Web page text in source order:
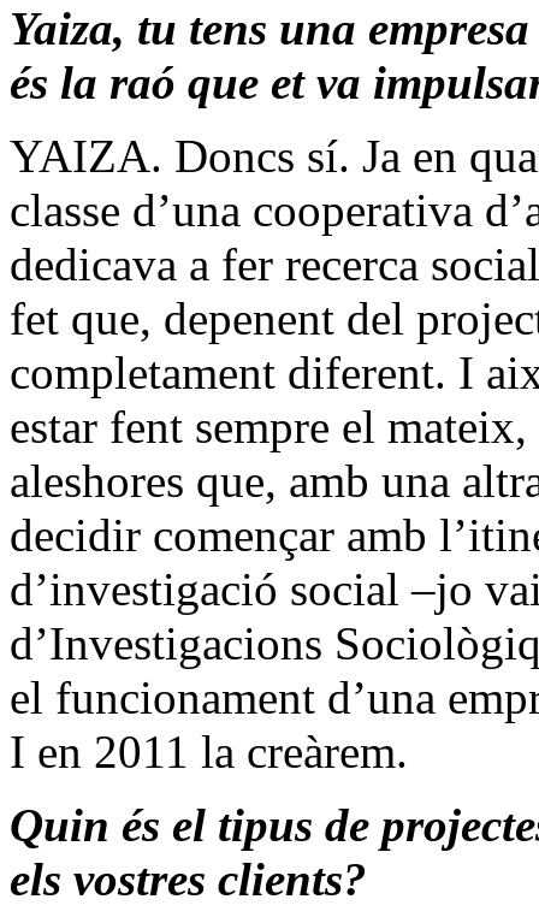
Yaiza, tu tens una
és la raó que et va
YAIZA. Doncs sí. Ja en
classe d’una cooperativa
dedicava a fer recerca
fet que, depenent del
completament diferent. I
estar fent sempre el
aleshores que, amb una
decidir començar amb
d’investigació social –jo
d’Investigacions
el funcionament d’una
I en 2011 la creàrem.
Quin és el tipus de
els vostres clients?